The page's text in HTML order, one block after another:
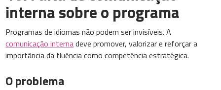
interna sobre o programa
Programas de idiomas não podem ser invisíveis. A
comunicação internadeve promover, valorizar e reforçar a
importância da fluência como competência estratégica.
O problema